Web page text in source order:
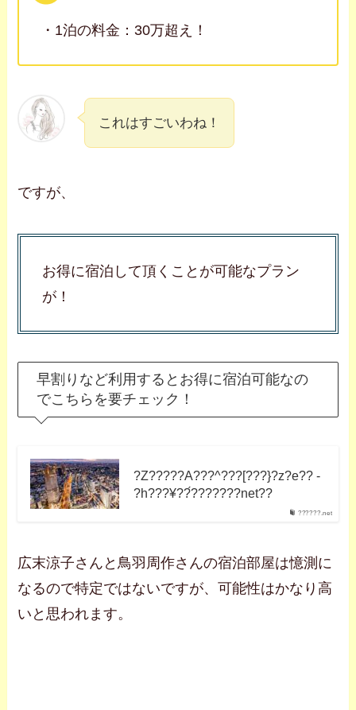
・1泊の料金：30万超え！
これはすごいわね！
ですが、
お得に宿泊して頂くことが可能なプラン
が！
早割りなど利用するとお得に宿泊可能なの
でこちらを要チェック！
??????.net
?Z?????A???^???[???}?z?e?? -
?h???¥??́???????net??
広末涼子さんと鳥羽周作さんの宿泊部屋は憶測に
なるので特定ではないですが、可能性はかなり高
いと思われます。